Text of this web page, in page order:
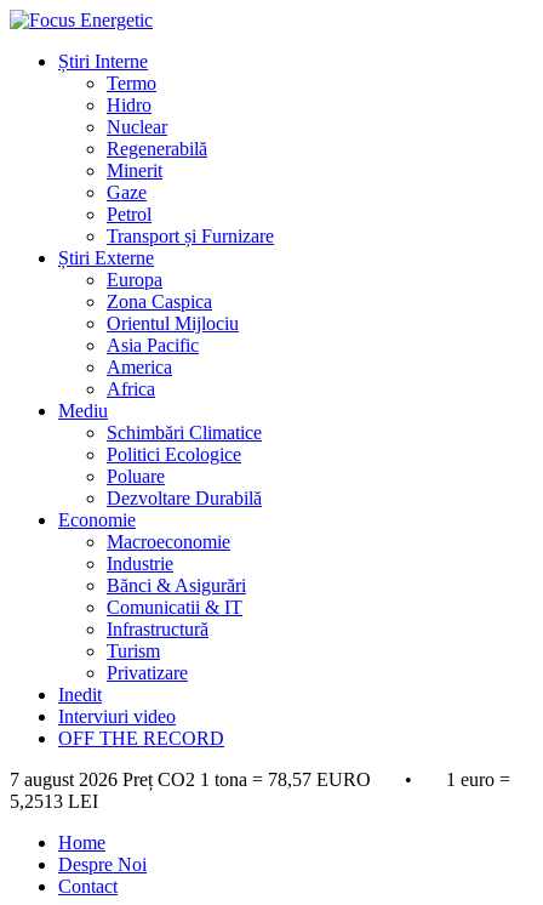
Știri Interne
Termo
Hidro
Nuclear
Regenerabilă
Minerit
Gaze
Petrol
Transport și Furnizare
Știri Externe
Europa
Zona Caspica
Orientul Mijlociu
Asia Pacific
America
Africa
Mediu
Schimbări Climatice
Politici Ecologice
Poluare
Dezvoltare Durabilă
Economie
Macroeconomie
Industrie
Bănci & Asigurări
Comunicatii & IT
Infrastructură
Turism
Privatizare
Inedit
Interviuri video
OFF THE RECORD
7 august 2026 Preț CO2 1 tona = 78,57 EURO • 1 euro =
5,2513 LEI
Home
Despre Noi
Contact